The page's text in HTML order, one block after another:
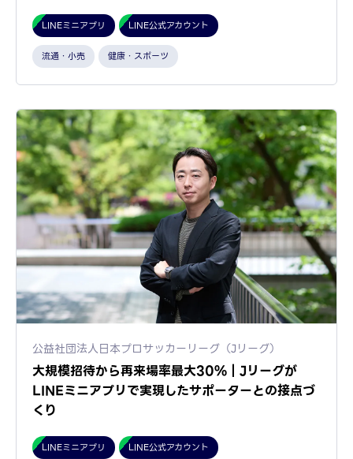
LINEミニアプリ LINE公式アカウント
流通・小売 健康・スポーツ
公益社団法人日本プロサッカーリーグ（Jリーグ）
大規模招待から再来場率最大30%｜Jリーグが
LINEミニアプリで実現したサポーターとの接点づ
くり
LINEミニアプリ LINE公式アカウント